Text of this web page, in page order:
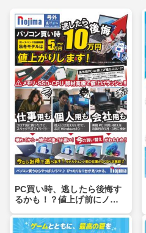
PC買い時、逃したら後悔す
るかも！？値上げ前にノジ